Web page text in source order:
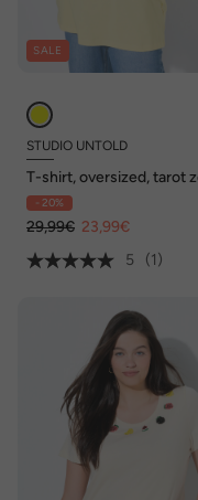
SALE
STUDIO UNTOLD
T-shirt, oversized, tarot
- 20%
29,99€ 23,99€
5
(1)